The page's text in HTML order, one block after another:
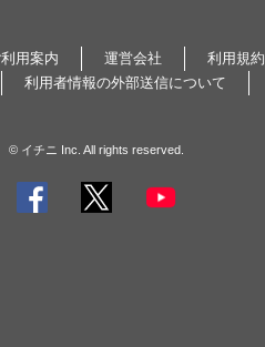
用案内 運営会社 利用規約
利用者情報の外部送信について
© イチニ Inc. All rights reserved.